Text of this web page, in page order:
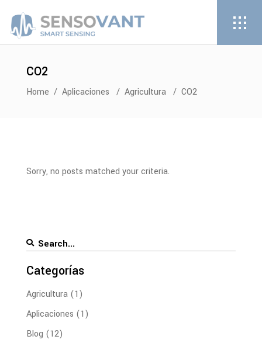
CO2
Home / Aplicaciones / Agricultura / CO2
Sorry, no posts matched your criteria.
Search
Categorías
Agricultura(1)
Aplicaciones (1)
Blog (12)